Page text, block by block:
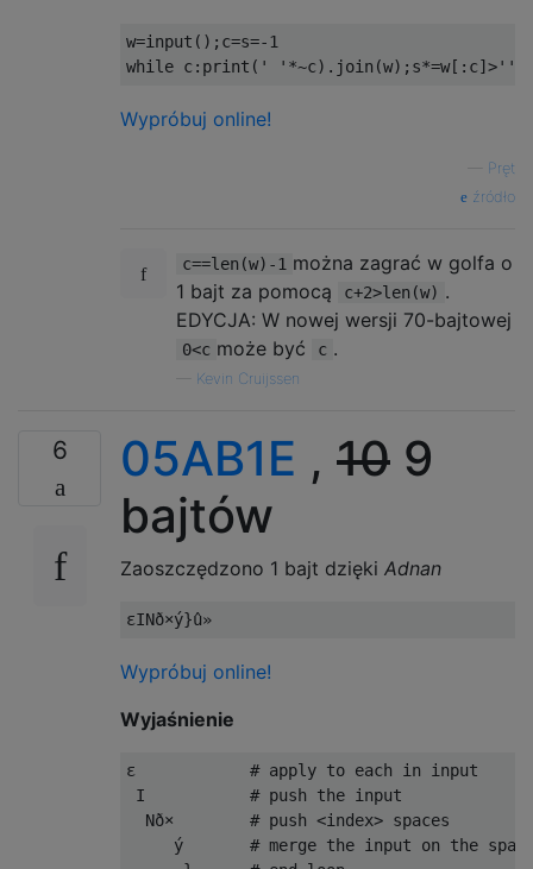
w=input (); c=s=-1
while c : print ( ' ' *~c). join (w); s*=w[: c]>''
Wypróbuj online!
Pręt
źródło
c==len(w)-1 można zagrać w golfa o
1 bajt za pomocą
c+2>len(w) .
EDYCJA: W nowej wersji 70-bajtowej
0<c może być c .
Kevin Cruijssen
6 05AB1E , 10 9
bajtów
Zaoszczędzono 1 bajt dzięki Adnan
Wypróbuj online!
Wyjaśnienie
ε            # apply to each in input
I           # push the input
  Nð×        # push <index> spaces
ý       # merge the input on the